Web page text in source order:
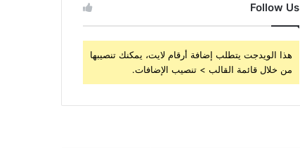
Follow Us
هذا الويدجت يتطلب إضافة أرقام لايت، يمكنك تنصيبها
من خلال قائمة القالب > تنصيب الإضافات.